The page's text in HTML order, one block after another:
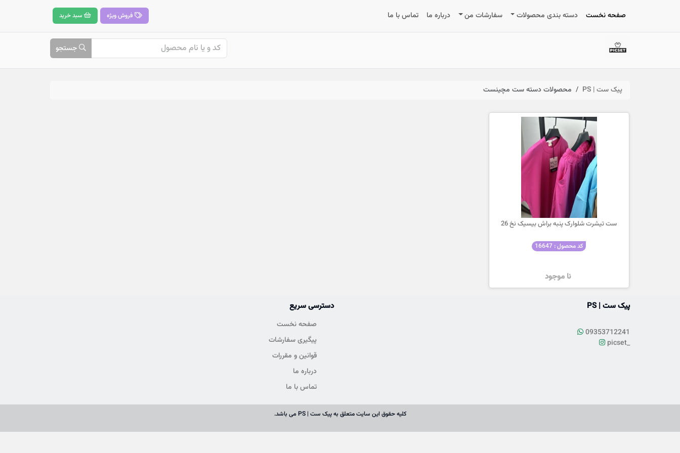
صفحه نخست دسته بندی محصولات سفارشات من درباره ما تماس با ما فروش ویژه سبد خرید
جستجو
پیک ست | PS محصولات دسته ست مچینست
ست تیشرت شلوارک پنبه براش بیسیک نخ 26
کد محصول : 16647
نا موجود
پیک ست | PS
09353712241
picset_
دسترسی سریع
صفحه نخست
پیگیری سفارشات
قوانین و مقررات
درباره ما
تماس با ما
کلیه حقوق این سایت متعلق به پیک ست | PS می باشد.